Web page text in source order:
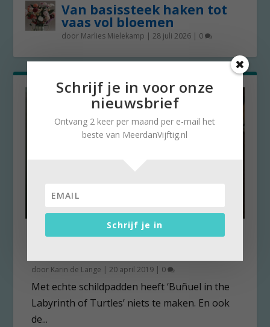
Van basissteek haken tot
vaas vol bloemen
door Marlies Mielekamp |28 juli 2026 | 0
Beroemde filmmaker Buñuel
door Karin de Lange |20 april 2019 | 0
Met echte schildpadden heeft ‘Buñuel in the
Labyrinth of Turtles’ niets te maken. En ook
de...
Schrijf je in voor onze
nieuwsbrief
Ontvang 2 keer per maand per e-mail het
beste van MeerdanVijftig.nl
Schrijf je in